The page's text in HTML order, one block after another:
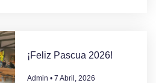
¡Feliz Pascua 2026!
Admin 7 Abril, 2026